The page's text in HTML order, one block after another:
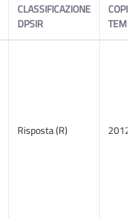
CLASSIFICAZIONE
DPSIR
Risposta (R)